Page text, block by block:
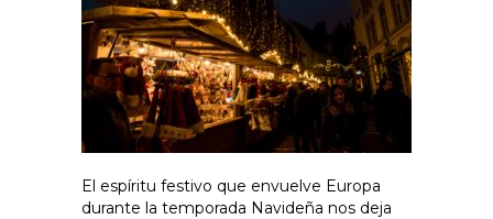
El espíritu festivo que envuelve Europa
durante la temporada Navideña nos deja